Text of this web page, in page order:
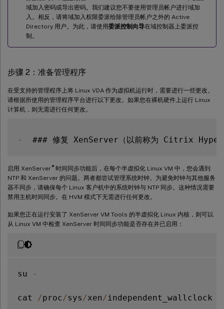
域加入密码或导出密码。我们建议您不要使用管理员帐户进行域加
入。相反，请将域加入权限委派给除管理员帐户之外的 Active
Directory 用户。为此，请使用委派控制向导在域控制器上委派控
制。
步骤 2：准备管理程序
在受支持的管理程序上将 Linux VDA 作为虚拟机运行时，需要进行一些更改。
请根据所使用的管理程序平台进行以下更改。如果您在裸机硬件上运行 Linux
计算机，则无需进行任何更改。
-
启用 XenServer ®时间同步功能后，在每个半虚拟化 Linux VM 中，您会遇到
NTP 和 XenServer 的问题。两者都尝试管理系统时钟。为避免时钟与其他服务
器不同步，请确保每个 Linux 客户机中的系统时钟与 NTP 同步。这种情况需要
禁用主机时间同步。在 HVM 模式下无需进行任何更改。
如果您正在运行安装了 XenServer VM Tools 的半虚拟化 Linux 内核，则可以
从 Linux VM 中检查 XenServer 时间同步功能是否存在并已启用：
su -
cat /proc/sys /xen/ independent_wallclock